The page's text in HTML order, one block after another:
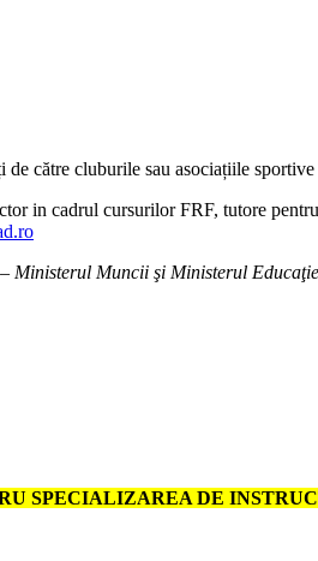
către cluburile sau asociațiile
in cadrul cursurilor FRF, tutore
Ministerul Muncii şi Ministerul
SPECIALIZAREA DE